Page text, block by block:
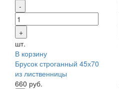
шт.
В корзину
Брусок строганный 45х70
из лиственницы
660 руб.